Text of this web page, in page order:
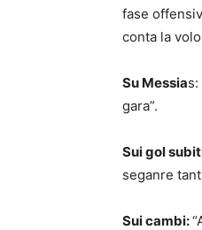
fase
conta la
Su Messia
gara”.
Sui gol
seganre
Sui cambi: